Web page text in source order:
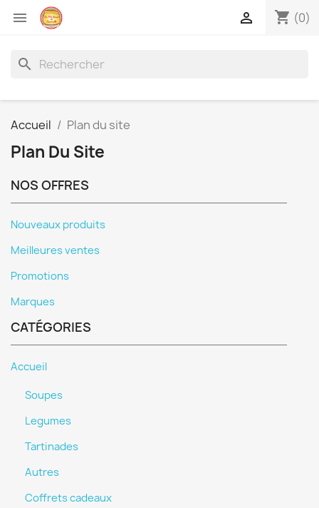
 shopping_cart (0)

search
Accueil Plan du site
Plan Du Site
NOS OFFRES
Nouveaux produits
Meilleures ventes
Promotions
Marques
CATÉGORIES
Accueil
Soupes
Legumes
Tartinades
Autres
Coffrets cadeaux